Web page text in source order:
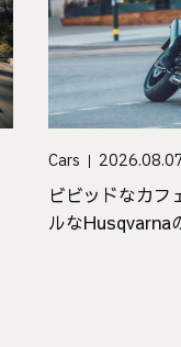
Cars
ビビッドなカフ
ルなHusqvarna